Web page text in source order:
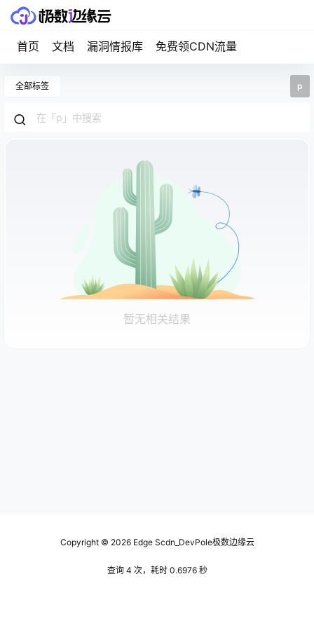
首页 文档 漏洞情报库 免费领CDN流量
全部标签 p
暂无相关结果
Copyright © 2026Edge Scdn_DevPole极数边缘云
查询 4 次，耗时 0.6976 秒